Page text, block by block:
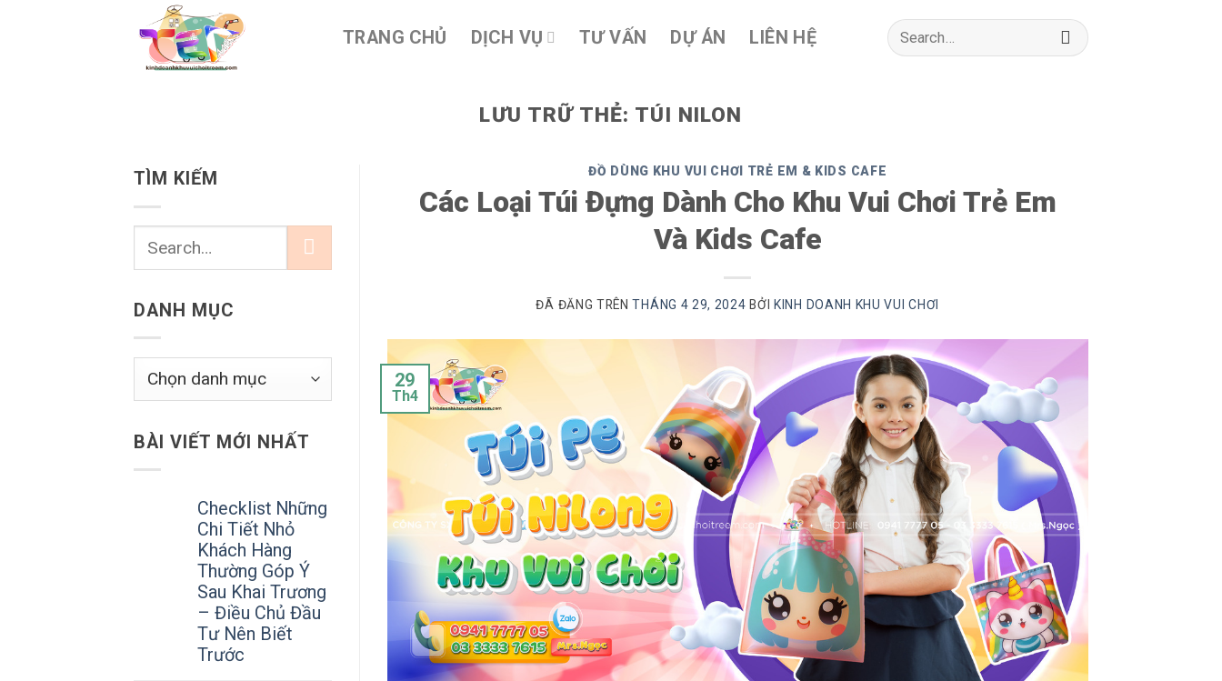
TRANG CHỦ DỊCH VỤ TƯ VẤN DỰ ÁN LIÊN HỆ
Search
for:
LƯU TRỮ THẺ: TÚI NILON
TÌM KIẾM
DANH MỤC
Danh
BÀI VIẾT MỚI NHẤT
Checklist Những
Chi Tiết Nhỏ
Khách Hàng
Thường Góp Ý
Sau Khai Trương
– Điều Chủ Đầu
Tư Nên Biết
Trước
ĐỒ DÙNG KHU VUI CHƠI TRẺ EM & KIDS CAFE
Các Loại Túi Đựng Dành Cho Khu Vui Chơi Trẻ Em
Và Kids Cafe
ĐÃ ĐĂNG TRÊNTHÁNG 4 29, 2024 BỞI KINH DOANH KHU VUI CHƠI
29
Th4